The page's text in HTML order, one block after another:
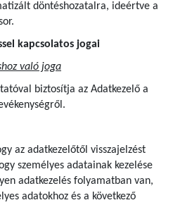
döntéshozatalra, ideértve a
kapcsolatos jogai
való joga
biztosítja az Adatkezelő a
az adatkezelőtől visszajelzést
személyes adatainak kezelése
adatkezelés folyamatban van,
adatokhoz és a következő